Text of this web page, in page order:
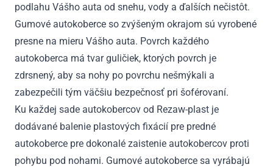
podlahu Vášho auta od snehu, vody a ďalších nečistôt.
Gumové autokoberce so zvýšeným okrajom sú vyrobené
presne na mieru Vášho auta. Povrch každého
autokoberca má tvar guličiek, ktorých povrch je
zdrsnený, aby sa nohy po povrchu nešmýkali a
zabezpečili tým väčšiu bezpečnosť pri šoférovaní.
Ku každej sade autokobercov od Rezaw-plast je
dodávané balenie plastových fixácií pre predné
autokoberce pre dokonalé zaistenie autokobercov proti
pohybu pod nohami. Gumové autokoberce sa vyrábajú